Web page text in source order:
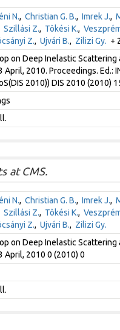
N., Christian G. B., Imrek J.,
Szillási Z., Tôkési K.,
Z., Ujvári B., Zilizi Gy. +
on Deep Inelastic Scattering
2010. Proceedings. Ed.:
2010)) DIS 2010 (2010)
at CMS.
N., Christian G. B., Imrek J.,
Szillási Z., Tôkési K.,
Z., Ujvári B., Zilizi Gy.
on Deep Inelastic Scattering
April, 2010 0 (2010) 0